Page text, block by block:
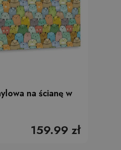
na ścianę w
159.99 zł